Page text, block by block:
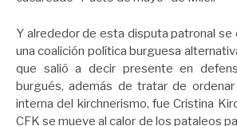
Y alrededor de esta disputa patronal se
una coalición política burguesa
que salió a decir presente en
burgués, además de tratar de
interna del kirchnerismo, fue Cristina
CFK se mueve al calor de los pataleos